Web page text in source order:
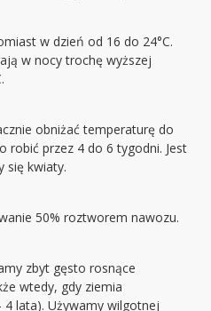
w dzień od 16 do 24°C.
w nocy trochę wyższej
obniżać temperaturę do
robić przez 4 do 6 tygodni. Jest
się kwiaty.
50% roztworem nawozu.
zbyt gęsto rosnące
wtedy, gdy ziemia
4 lata). Używamy wilgotnej